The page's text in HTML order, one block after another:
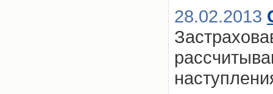
28.02.2013